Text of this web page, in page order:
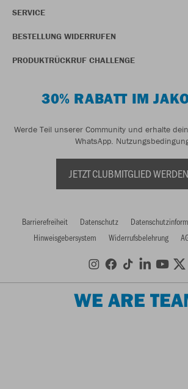
SERVICE
BESTELLUNG WIDERRUFEN
PRODUKTRÜCKRUF CHALLENGE
30% RABATT IM
Werde Teil unserer Community und erhalte
WhatsApp.
JETZT CLUBMITGLIED WERDEN
Barrierefreiheit Datenschutz
Hinweisgebersystem
Widerrufsbelehrung
WE ARE